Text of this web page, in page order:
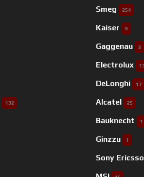
132
Smeg 254
Kaiser 8
Gaggenau 2
Electrolux
DeLonghi 17
Alcatel 25
Bauknecht 1
Ginzzu 1
Sony